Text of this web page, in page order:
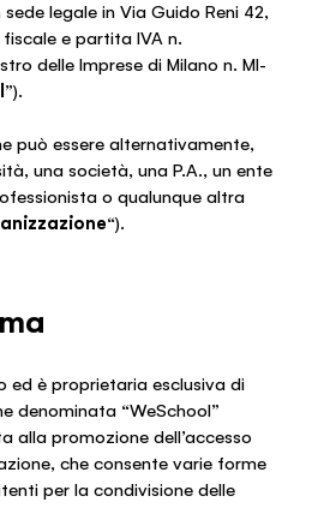
sede legale in Via Guido Reni 42,
e partita IVA n.
delle Imprese di Milano n. MI-
”).
può essere alternativamente,
una società, una P.A., un ente
o qualunque altra
“).
ed è proprietaria esclusiva di
denominata “WeSchool”
alla promozione dell’accesso
che consente varie forme
per la condivisione delle